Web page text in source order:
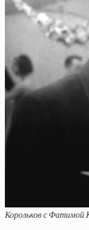
Корольков с Фатимой